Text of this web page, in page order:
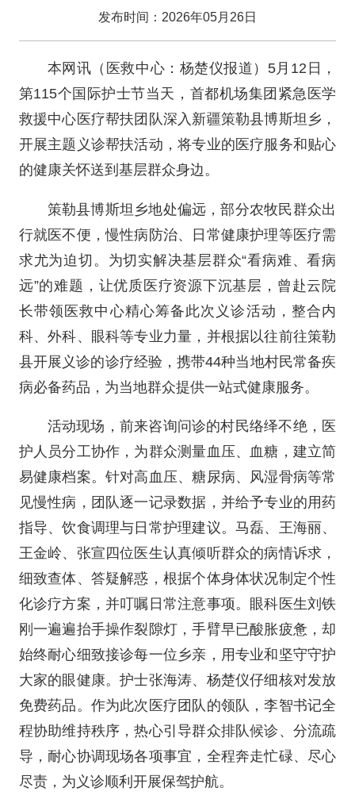
发布时间：2026年05月26日
本网讯（医救中心：杨楚仪报道）5月12日，
第115个国际护士节当天，首都机场集团紧急医学
救援中心医疗帮扶团队深入新疆策勒县博斯坦乡，
开展主题义诊帮扶活动，将专业的医疗服务和贴心
的健康关怀送到基层群众身边。
策勒县博斯坦乡地处偏远，部分农牧民群众出
行就医不便，慢性病防治、日常健康护理等医疗需
求尤为迫切。为切实解决基层群众“看病难、看病
远”的难题，让优质医疗资源下沉基层，曾赴云院
长带领医救中心精心筹备此次义诊活动，整合内
科、外科、眼科等专业力量，并根据以往前往策勒
县开展义诊的诊疗经验，携带44种当地村民常备疾
病必备药品，为当地群众提供一站式健康服务。
活动现场，前来咨询问诊的村民络绎不绝，医
护人员分工协作，为群众测量血压、血糖，建立简
易健康档案。针对高血压、糖尿病、风湿骨病等常
见慢性病，团队逐一记录数据，并给予专业的用药
指导、饮食调理与日常护理建议。马磊、王海丽、
王金岭、张宣四位医生认真倾听群众的病情诉求，
细致查体、答疑解惑，根据个体身体状况制定个性
化诊疗方案，并叮嘱日常注意事项。眼科医生刘铁
刚一遍遍抬手操作裂隙灯，手臂早已酸胀疲惫，却
始终耐心细致接诊每一位乡亲，用专业和坚守守护
大家的眼健康。护士张海涛、杨楚仪仔细核对发放
免费药品。作为此次医疗团队的领队，李智书记全
程协助维持秩序，热心引导群众排队候诊、分流疏
导，耐心协调现场各项事宜，全程奔走忙碌、尽心
尽责，为义诊顺利开展保驾护航。